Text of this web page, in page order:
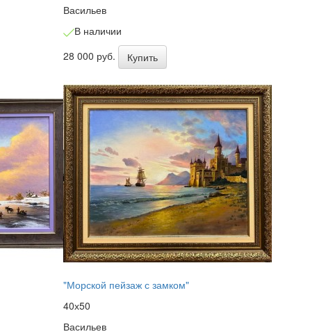
Васильев
В наличии
28 000 руб.
Купить
"Морской пейзаж с замком"
40х50
Васильев